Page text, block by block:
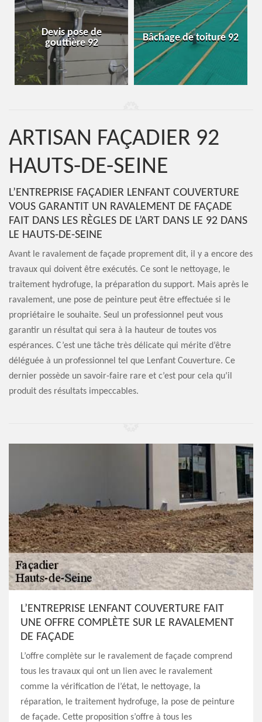
Bâchage de toiture 92
Réparation et
changement de toiture
92
ARTISAN FAÇADIER 92
HAUTS-DE-SEINE
L’ENTREPRISE FAÇADIER LENFANT COUVERTURE
VOUS GARANTIT UN RAVALEMENT DE FAÇADE
FAIT DANS LES RÈGLES DE L’ART DANS LE 92 DANS
LE HAUTS-DE-SEINE
Avant le ravalement de façade proprement dit, il y a encore des
travaux qui doivent être exécutés. Ce sont le nettoyage, le
traitement hydrofuge, la préparation du support. Mais après le
ravalement, une pose de peinture peut être effectuée si le
propriétaire le souhaite. Seul un professionnel peut vous
garantir un résultat qui sera à la hauteur de toutes vos
espérances. C’est une tâche très délicate qui mérite d’être
déléguée à un professionnel tel que Lenfant Couverture. Ce
dernier possède un savoir-faire rare et c’est pour cela qu’il
produit des résultats impeccables.
L’ENTREPRISE LENFANT COUVERTURE FAIT
UNE OFFRE COMPLÈTE SUR LE RAVALEMENT
DE FAÇADE
L’offre complète sur le ravalement de façade comprend
tous les travaux qui ont un lien avec le ravalement
comme la vérification de l’état, le nettoyage, la
réparation, le traitement hydrofuge, la pose de peinture
de façade. Cette proposition s’offre à tous les